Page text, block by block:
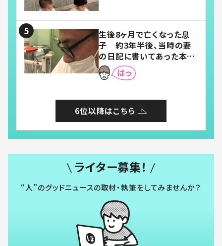
生後8ヶ月で亡くなった息
子 約3年半後、当時の妻
の日記に書いてあった本音
とは
6位以降はこちら
ライター募集！
“人”のグッドニュースの取材・執筆をしてみませんか？